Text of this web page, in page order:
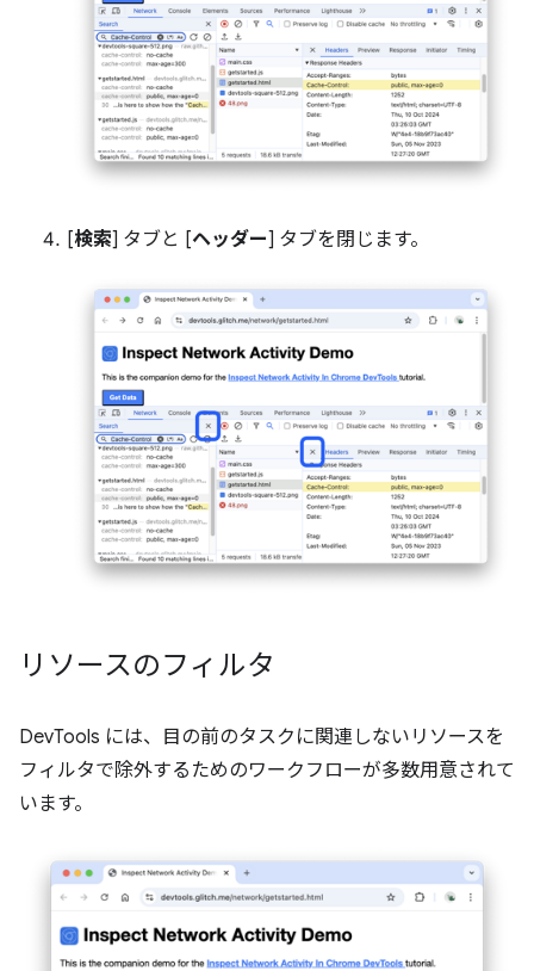
[検索] タブと [ヘッダー] タブを閉じます。
リソースのフィルタ
DevTools には、目の前のタスクに関連しないリソースを
フィルタで除外するためのワークフローが多数用意されて
います。